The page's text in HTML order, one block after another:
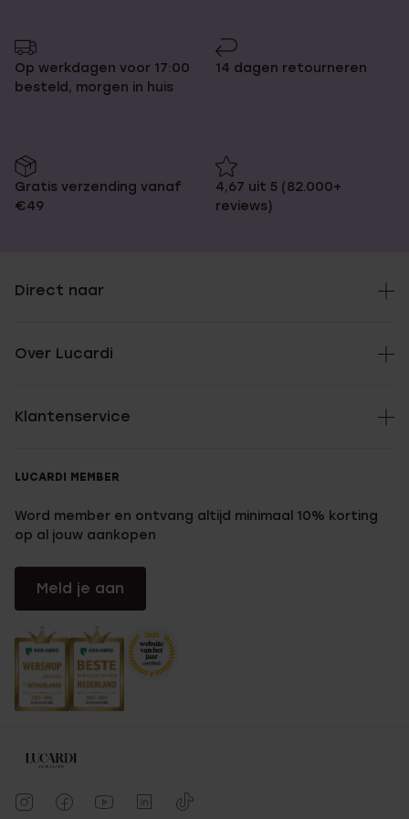
Op werkdagen voor 17:00
besteld, morgen in huis
14 dagen retourneren
Gratis verzending vanaf
€49
4,67 uit 5 (82.000+
reviews)
Direct naar
Over Lucardi
Klantenservice
LUCARDI MEMBER
Word member en ontvang altijd minimaal 10% korting
op al jouw aankopen
Meld je aan